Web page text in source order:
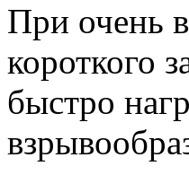
При очень
короткого
быстро